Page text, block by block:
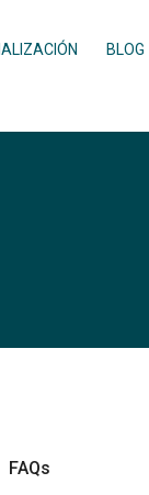
BLOG
FAQs